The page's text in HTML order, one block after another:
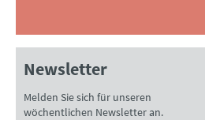
Newsletter
Melden Sie sich für unseren
wöchentlichen Newsletter an.